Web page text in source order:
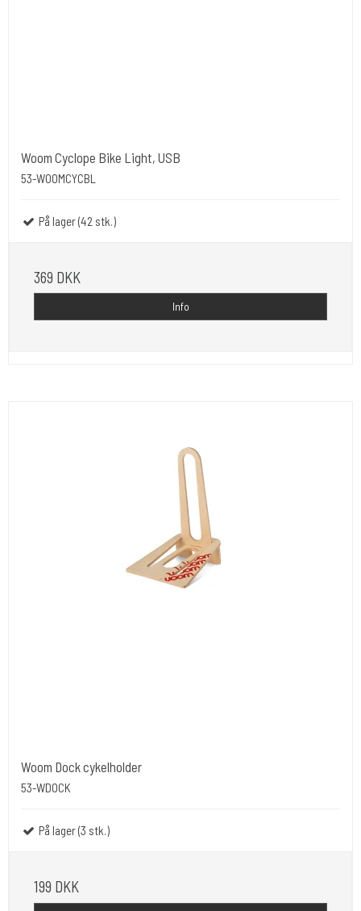
Woom Cyclope Bike Light, USB
53-WOOMCYCBL
På lager (42 stk.)
369 DKK
Info
Woom Dock cykelholder
53-WDOCK
På lager (3 stk.)
199 DKK